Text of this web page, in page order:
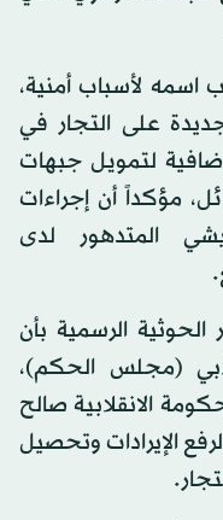
لأسباب أمنية،
على التجار في
لتمويل جبهات
مؤكداً أن إجراءات
المتدهور لدى
الحوثية الرسمية بأن
(مجلس الحكم)،
الانقلابية صالح
الإيرادات وتحصيل